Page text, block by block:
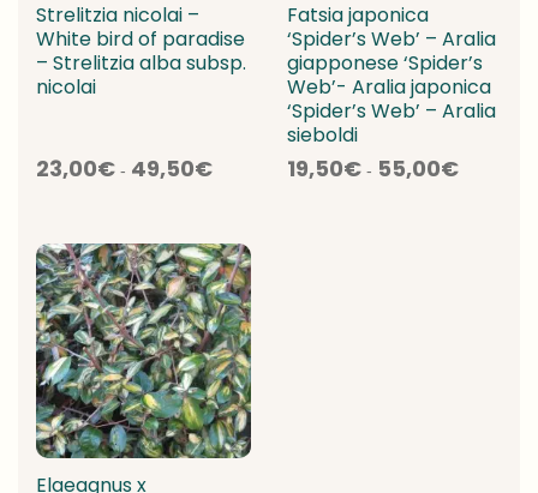
Strelitzia nicolai –
White bird of paradise
– Strelitzia alba subsp.
nicolai
23,00€ - 49,50€di
49,50€
Fatsia japonica
‘Spider’s Web’ – Aralia
giapponese ‘Spider’s
Web’- Aralia japonica
‘Spider’s Web’ – Aralia
sieboldi
19,50€ - 55,00€di
Elaeagnus x